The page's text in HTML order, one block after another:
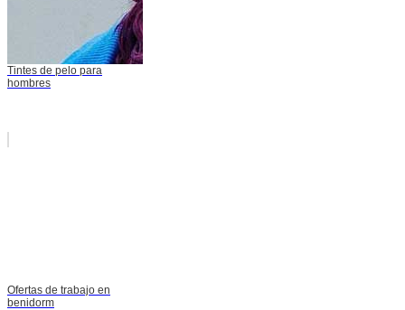
Tintes de pelo para
hombres
Ofertas de trabajo en
benidorm